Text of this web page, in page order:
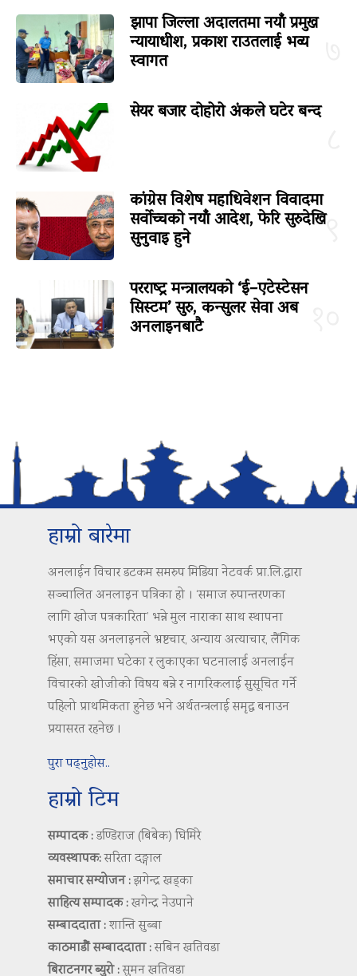
झापा जिल्ला अदालतमा नयाँ प्रमुख
न्यायाधीश, प्रकाश राउतलाई भव्य
स्वागत
सेयर बजार दोहोरो अंकले घटेर बन्द
९
कांग्रेस विशेष महाधिवेशन विवादमा
सर्वोच्चको नयाँ आदेश, फेरि सुरुदेखि
सुनुवाइ हुने
परराष्ट्र मन्त्रालयको ‘ई–एटेस्टेसन
सिस्टम’ सुरु, कन्सुलर सेवा अब
अनलाइनबाटै
हाम्रो बारेमा
अनलाईन विचार डटकम समरुप मिडिया नेटवर्क प्रा.लि.द्वारा
सञ्चालित अनलाइन पत्रिका हो । ‘समाज रुपान्तरणका
लागि खोज पत्रकारिता’ भन्ने मुल नाराका साथ स्थापना
भएको यस अनलाइनले भ्रष्टचार, अन्याय अत्याचार, लैंगिक
हिंसा, समाजमा घटेका र लुकाएका घटनालाई अनलाईन
विचारको खोजीको विषय बन्ने र नागरिकलाई सुसूचित गर्ने
पहिलो प्राथमिकता हुनेछ भने अर्थतन्त्रलाई समृद्ध बनाउन
प्रयासरत रहनेछ ।
पुरा पढ्नुहोस..
हाम्रो टिम
सम्पादक :डण्डिराज (बिबेक) घिमिरे
व्यवस्थापक:सरिता दङ्गाल
समाचार सम्योजन :झगेन्द्र खड्का
साहित्य सम्पादक :खगेन्द्र नेउपाने
सम्बाददाता :शान्ति सुब्बा
काठमाडौं सम्बाददाता :सबिन खतिवडा
बिराटनगर ब्युरो :सुमन खतिवडा